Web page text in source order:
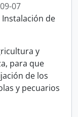
07
Instalación de
y
para que
de los
y pecuarios